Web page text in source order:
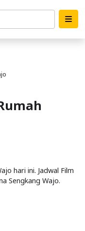
hari ini. Jadwal Film
Sengkang Wajo.